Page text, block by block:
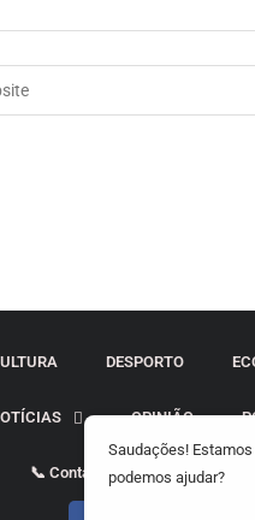
DESPORTO
OPINIÃO
📞 Contactos
Saudações!
podemos ajudar?